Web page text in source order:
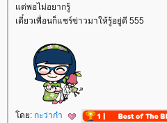
ต่พอไม่อยากรู้
เดี๋ยวเพื่อนก็แชร์ข่าวมาให้รู้อยู่ดี 555
ดย: กะว่าก๋า